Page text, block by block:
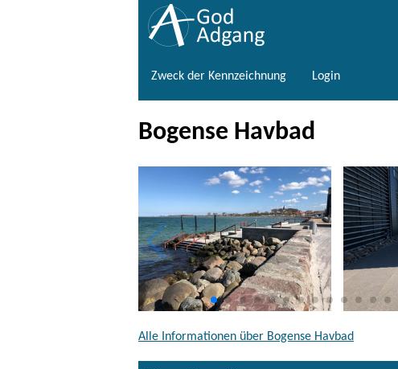
Zweck der Kennzeichnung Login
Bogense Havbad
Alle Informationen über Bogense Havbad